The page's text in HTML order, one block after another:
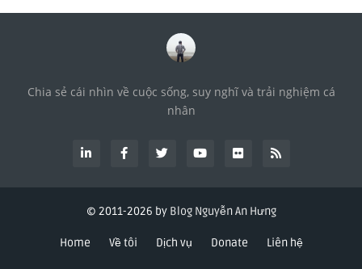
Chia sẻ cái nhìn về cuộc sống, suy nghĩ và trải nghiệm cá
nhân
© 2011-2026 by Blog Nguyễn An Hưng
Home Về tôi Dịch vụ Donate Liên hệ